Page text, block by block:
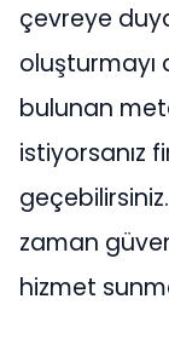
çevreye
oluşturmayı
bulunan
istiyorsanız
zaman
hizmet